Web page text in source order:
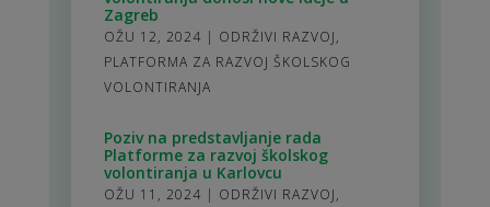
Zagreb
OŽU 12, 2024 | ODRŽIVI RAZVOJ,
PLATFORMA ZA RAZVOJ ŠKOLSKOG
VOLONTIRANJA
Poziv na predstavljanje rada
Platforme za razvoj školskog
volontiranja u Karlovcu
OŽU 11, 2024 | ODRŽIVI RAZVOJ,